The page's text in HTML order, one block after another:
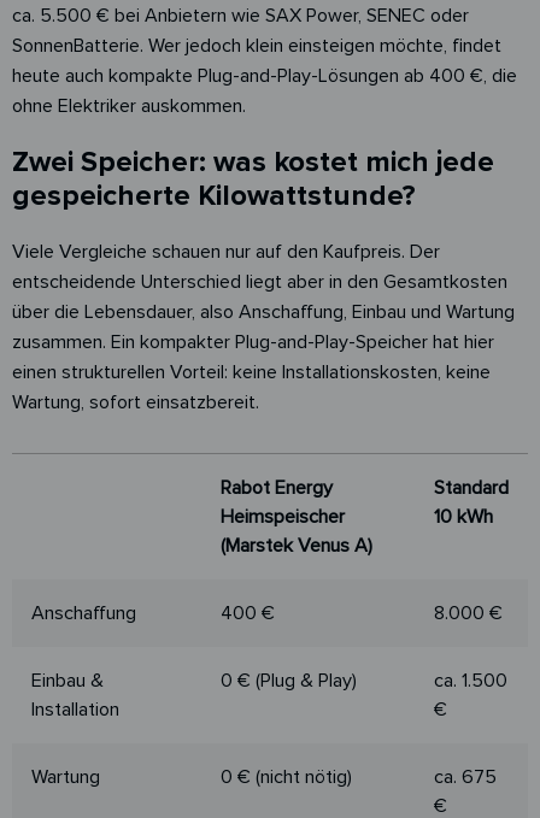
ca. 5.500 € bei Anbietern wie SAX Power, SENEC oder
SonnenBatterie. Wer jedoch klein einsteigen möchte, findet
heute auch kompakte Plug-and-Play-Lösungen ab 400 €, die
ohne Elektriker auskommen.
Zwei Speicher: was kostet mich jede
gespeicherte Kilowattstunde?
Viele Vergleiche schauen nur auf den Kaufpreis. Der
entscheidende Unterschied liegt aber in den Gesamtkosten
über die Lebensdauer, also Anschaffung, Einbau und Wartung
zusammen. Ein kompakter Plug-and-Play-Speicher hat hier
einen strukturellen Vorteil: keine Installationskosten, keine
Wartung, sofort einsatzbereit.
Rabot Energy
Heimspeischer
(Marstek Venus A)
Standard
10 kWh
Heimspeischer
10 kWh
Anschaffung 400 € 8.000 €
Einbau &
Installation
0 € (Plug & Play)
ca. 1.500
€
Wartung 0 € (nicht nötig)
ca. 675
€